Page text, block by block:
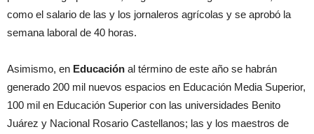
como el salario de las y los jornaleros agrícolas y se aprobó la
semana laboral de 40 horas.
Asimismo, en Educación al término de este año se habrán
generado 200 mil nuevos espacios en Educación Media Superior,
100 mil en Educación Superior con las universidades Benito
Juárez y Nacional Rosario Castellanos; las y los maestros de